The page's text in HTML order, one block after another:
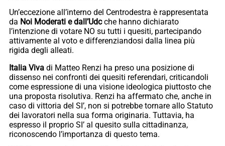
Un’eccezione all’interno del Centrodestra è rappresentata
da Noi Moderati e dall’Udcche hanno dichiarato
l’intenzione di votare NO su tutti i quesiti, partecipando
attivamente al voto e differenziandosi dalla linea più
rigida degli alleati.
Italia Viva di Matteo Renzi ha preso una posizione di
dissenso nei confronti dei quesiti referendari, criticandoli
come espressione di una visione ideologica piuttosto che
una proposta risolutiva. Renzi ha affermato che, anche in
caso di vittoria del SI’, non si potrebbe tornare allo Statuto
dei lavoratori nella sua forma originaria. Tuttavia, ha
espresso il proprio SI’ al quesito sulla cittadinanza,
riconoscendo l’importanza di questo tema.